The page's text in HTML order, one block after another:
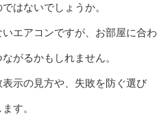
はないでしょうか。
エアコンですが、お部屋に合わ
がるかもしれません。
示の見方や、失敗を防ぐ選び
す。